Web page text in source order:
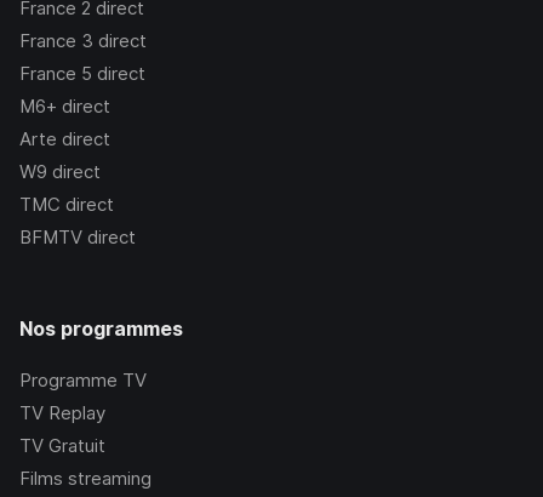
France 2 direct
France 3 direct
France 5 direct
M6+ direct
Arte direct
W9 direct
TMC direct
BFMTV direct
Nos programmes
Programme TV
TV Replay
TV Gratuit
Films streaming